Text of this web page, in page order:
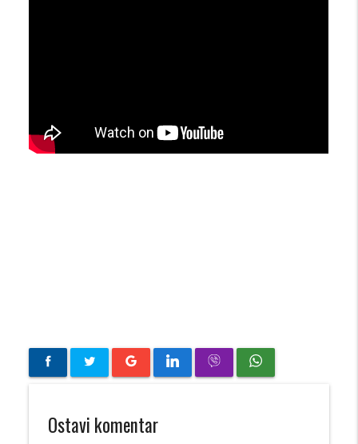
Ostavi komentar